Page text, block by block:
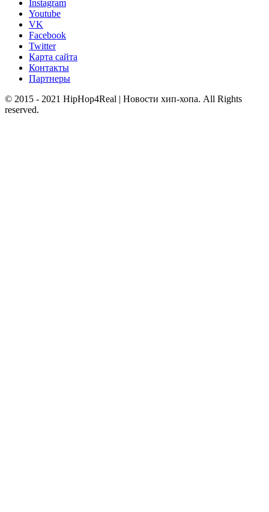
Instagram
Youtube
VK
Facebook
Twitter
Карта сайта
Контакты
Партнеры
© 2015 - 2021 HipHop4Real | Новости хип-хопа. All Rights
reserved.